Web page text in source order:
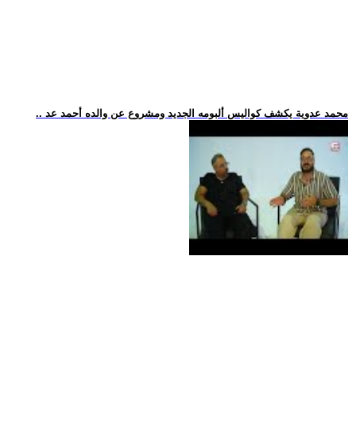
.. محمد عدوية يكشف كواليس ألبومه الجديد ومشروع عن والده أحمد عد